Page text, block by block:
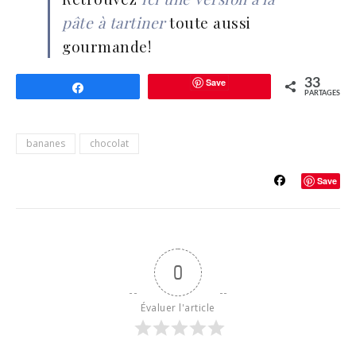
pâte à tartinertoute aussi
gourmande!
Save 33
PARTAGES
bananes chocolat
Save
0
Évaluer l'article